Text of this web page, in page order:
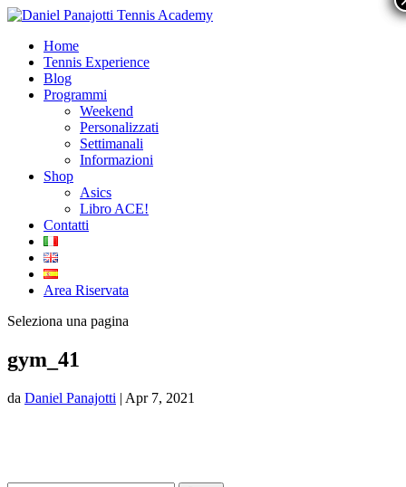
Home
Tennis Experience
Blog
Programmi
Weekend
Personalizzati
Settimanali
Informazioni
Shop
Asics
Libro ACE!
Contatti
Area Riservata
Seleziona una pagina
gym_41
da Daniel Panajotti | Apr 7, 2021